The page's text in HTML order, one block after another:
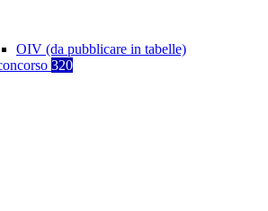
OIV (da pubblicare in tabelle)
320